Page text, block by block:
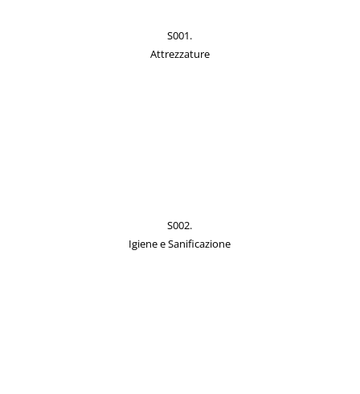
S001.
Attrezzature
S002.
Igiene e Sanificazione